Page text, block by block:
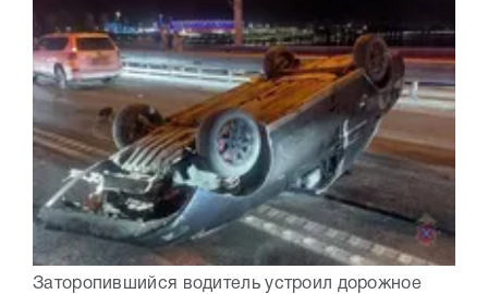
Заторопившийся водитель устроил дорожное